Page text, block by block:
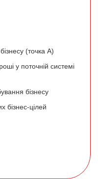
(точка А)
у поточній системі
бізнесу
бізнес-цілей